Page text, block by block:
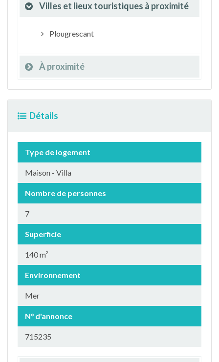
Villes et lieux touristiques à proximité
Plougrescant
À proximité
Détails
Type de logement
Maison - Villa
Nombre de personnes
7
Superficie
140 m²
Environnement
Mer
N° d'annonce
715235